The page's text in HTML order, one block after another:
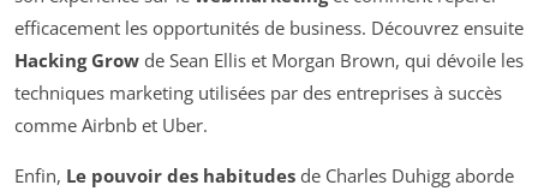
efficacement les opportunités de business. Découvrez ensuite
Hacking Grow de Sean Ellis et Morgan Brown, qui dévoile les
techniques marketing utilisées par des entreprises à succès
comme Airbnb et Uber.
Enfin, Le pouvoir des habitudes de Charles Duhigg aborde